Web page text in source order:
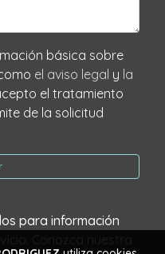
datos asi como el aviso legal y la
el tratamiento
de la solicitud
para información